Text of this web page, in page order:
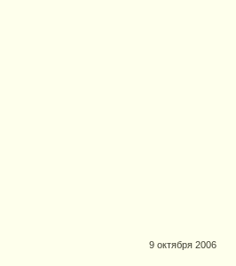
9 октября 2006